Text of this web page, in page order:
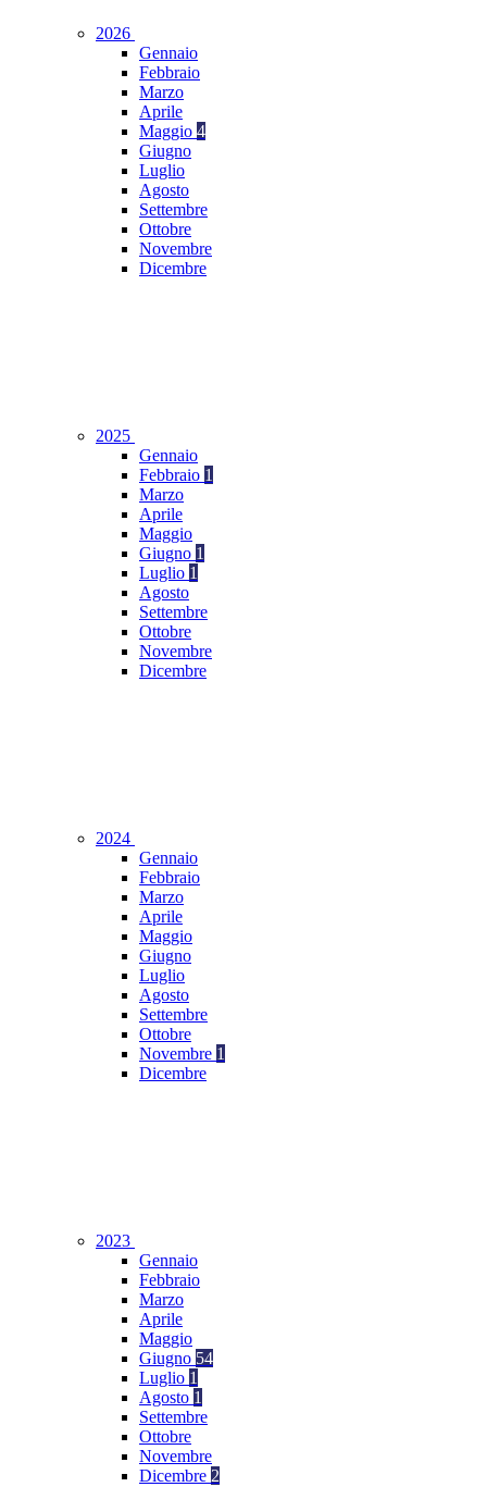
2026
Gennaio
Febbraio
Marzo
Aprile
Maggio 4
Giugno
Luglio
Agosto
Settembre
Ottobre
Novembre
Dicembre
2025
Gennaio
Febbraio 1
Marzo
Aprile
Maggio
Giugno 1
Luglio 1
Agosto
Settembre
Ottobre
Novembre
Dicembre
2024
Gennaio
Febbraio
Marzo
Aprile
Maggio
Giugno
Luglio
Agosto
Settembre
Ottobre
Novembre 1
Dicembre
2023
Gennaio
Febbraio
Marzo
Aprile
Maggio
Giugno 54
Luglio 1
Agosto 1
Settembre
Ottobre
Novembre
Dicembre 2